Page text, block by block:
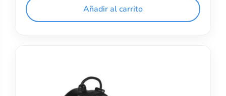
Añadir al carrito